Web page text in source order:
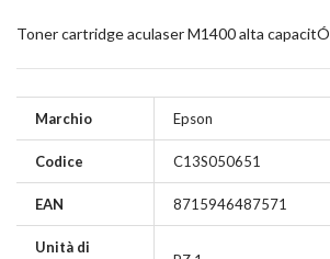
Toner cartridge aculaser M1400 alta capacitÓ
Marchio Epson
Codice C13S050651
EAN 8715946487571
Unità di